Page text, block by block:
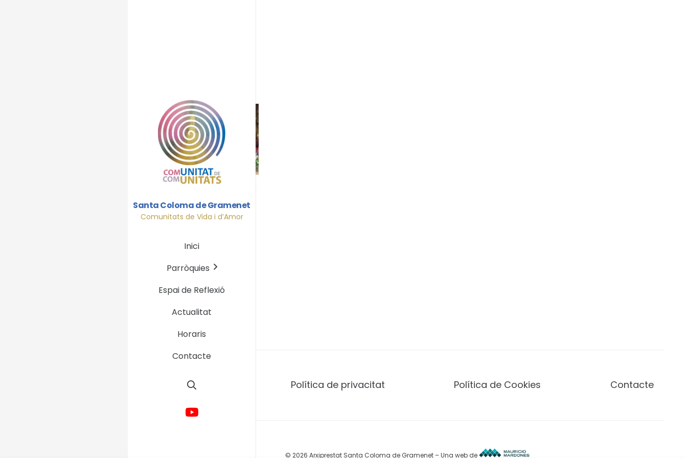
Santa Coloma de Gramenet
Comunitats de Vida i d’Amor
Inici
Parròquies
Espai de Reflexió
Actualitat
Horaris
Contacte
parroquias de la
Acción Católica
General
Avís Legal Política de privacitat Política de Cookies Contacte
© 2026 Arxiprestat Santa Coloma de Gramenet – Una web de